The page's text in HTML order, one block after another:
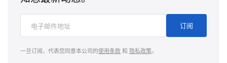
订阅
一旦订阅，代表您同意本公司的使用条款和 隐私政策。